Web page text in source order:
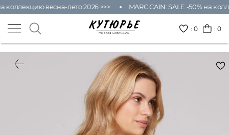
коллекцию весна-лето 2026 >>> MARC CAIN: SALE -50% на
:0 : 0